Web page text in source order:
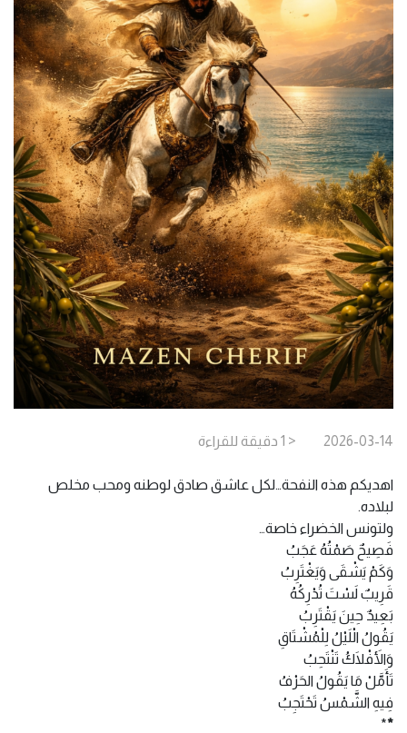
2026-03-14
< 1 دقيقة للقراءة
اهديكم هذه النفحة…لكل عاشق صادق لوطنه ومحب مخلص
لبلاده.
ولتونس الخضراء خاصة…
فَصِيحٌ صَمْتُهُ عَجَبُ
وَكَمْ يَشْقَى وَيَغْتَرِبُ
قَرِيبٌ لَسْتَ تُدْرِكُهُ
بَعِيدٌ حِينَ يَقْتَرِبُ
يَقُولُ الْلَيْلُ لِلْمُشْتَاقِ
وَالأَفْلَاكُ تَنْتَحِبُ
تَأَمَّلْ مَا يَقُولُ الحَرْفُ
فِيهِ الشَّمْسُ تَحْتَجِبُ
*
*